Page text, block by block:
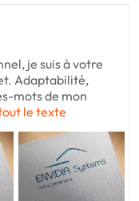
je suis à votre
Adaptabilité,
mots de mon
le texte